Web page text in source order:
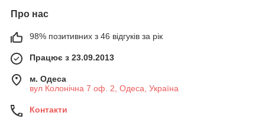
Про нас
98% позитивних з 46 відгуків за рік
Працює з 23.09.2013
м. Одеса
вул Колонічна 7 оф. 2, Одеса, Україна
Контакти